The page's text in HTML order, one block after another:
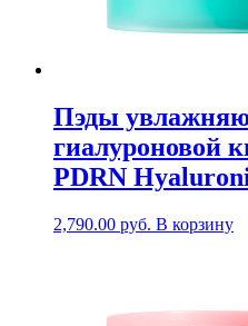
Пэды
гиалуроновой
PDRN
2,790.00 руб. В корзину